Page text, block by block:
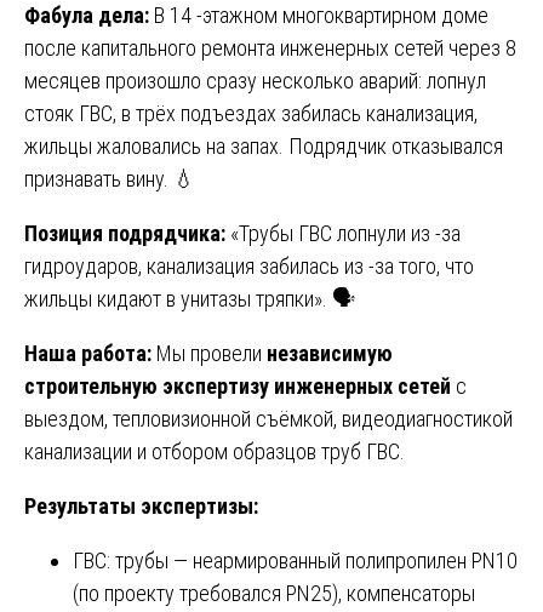
Фабула дела: В 14 -этажном многоквартирном доме
после капитального ремонта инженерных сетей через 8
месяцев произошло сразу несколько аварий: лопнул
стояк ГВС, в трёх подъездах забилась канализация,
жильцы жаловались на запах. Подрядчик отказывался
признавать вину. 💧
Позиция подрядчика: «Трубы ГВС лопнули из -за
гидроударов, канализация забилась из -за того, что
жильцы кидают в унитазы тряпки». 🗣️
Наша работа: Мы провели независимую
строительную экспертизу инженерных сетей с
выездом, тепловизионной съёмкой, видеодиагностикой
канализации и отбором образцов труб ГВС.
Результаты экспертизы:
ГВС: трубы — неармированный полипропилен PN10
(по проекту требовался PN25), компенсаторы